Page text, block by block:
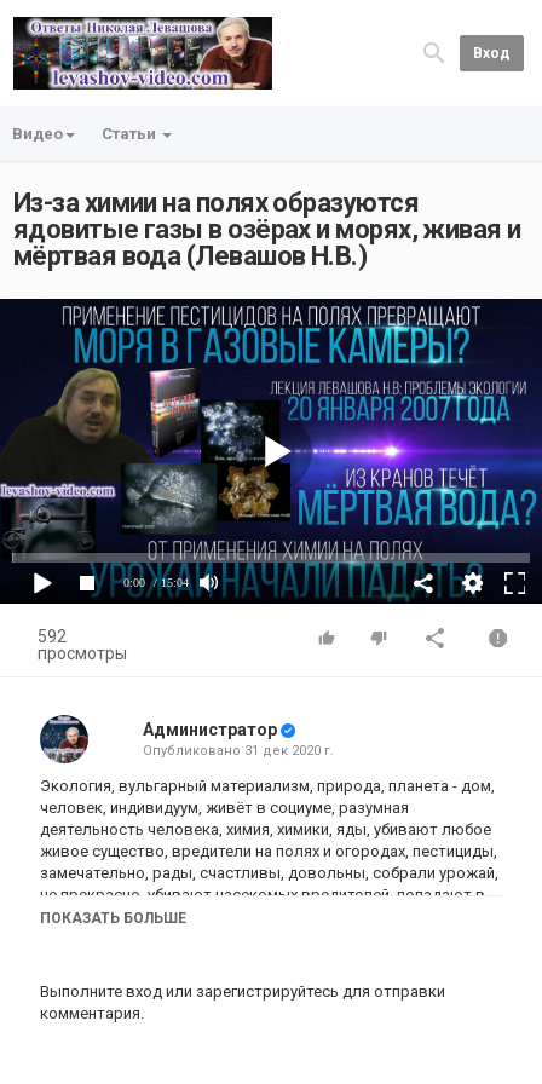
Вход
Видео Статьи
Из-за химии на полях образуются
ядовитые газы в озёрах и морях, живая и
мёртвая вода (Левашов Н.В.)
0:00 / 15:04
592
просмотры
Администратор
Опубликовано 31 дек 2020 г.
Экология, вульгарный материализм, природа, планета - дом,
человек, индивидуум, живёт в социуме, разумная
деятельность человека, химия, химики, яды, убивают любое
живое существо, вредители на полях и огородах, пестициды,
замечательно, рады, счастливы, довольны, собрали урожай,
не прекрасно, убивают насекомых вредителей, попадают в
грунт, грунтовые воды, реки, водопроводные трубы, озёра,
океаны, оседали на дне, химические процессы, ядовитые
газы, газовая камера, прихлопнули человека, приезжает ещё
более больным, не только на французских пляжах,
ПОКАЗАТЬ БОЛЬШЕ
Выполните вход или зарегистрируйтесь для отправки
комментария.